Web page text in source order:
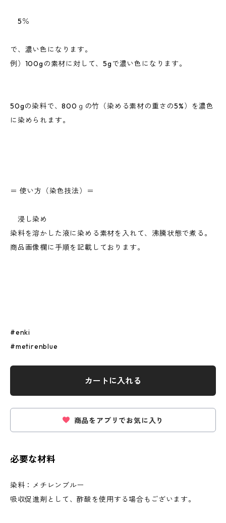
5％
で、濃い色になります。
例）100gの素材に対して、5gで濃い色になります。
50gの染料で、800ｇの竹（染める素材の重さの5%）を濃色
に染められます。
＝ 使い方（染色技法）＝
浸し染め
染料を溶かした液に染める素材を入れて、沸騰状態で煮る。
商品画像欄に手順を記載しております。
#enki
#metirenblue
カートに入れる
商品をアプリでお気に入り
必要な材料
染料：メチレンブルー
吸収促進剤として、酢酸を使用する場合もございます。